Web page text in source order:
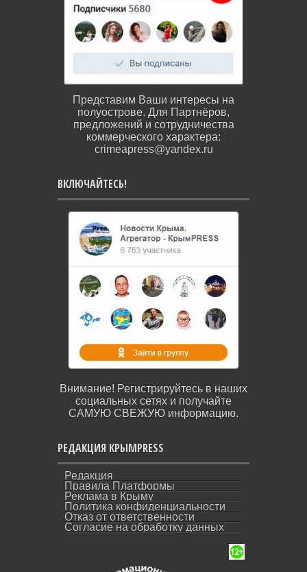
Представим Ваши интересы на
полуострове. Для Партнёров,
предложений и сотрудничества
коммерческого характера:
crimeapress@yandex.ru
ВКЛЮЧАЙТЕСЬ!
Внимание! Регистрируйтесь в наших
социальных сетях и получайте
САМУЮ СВЕЖУЮ информацию.
РЕДАКЦИЯ КРЫМPRESS
Редакция
Правила Платформы
Реклама в Крыму
Политика конфиденциальности
Отказ от ответственности
Согласие на обработку данных